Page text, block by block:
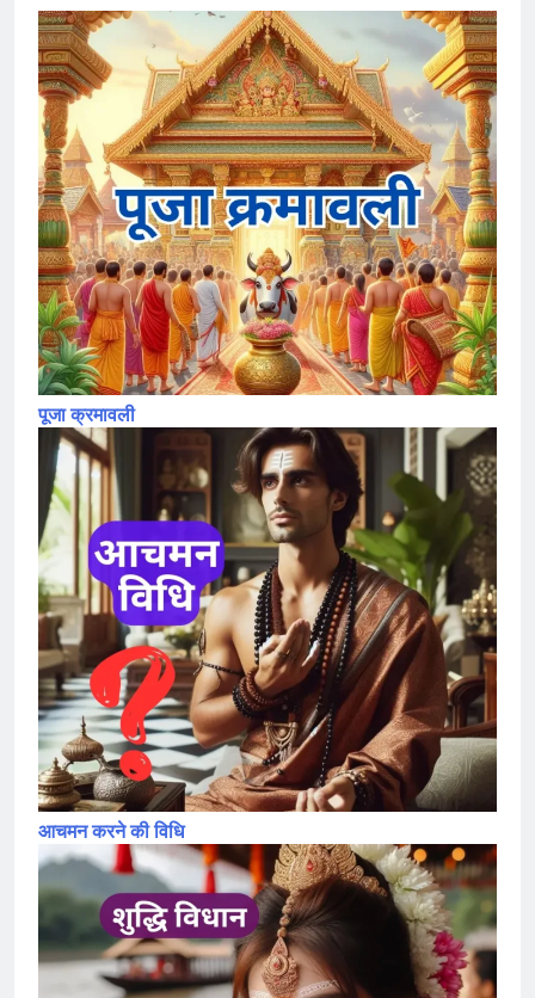
पूजा क्रमावली
आचमन करने की विधि